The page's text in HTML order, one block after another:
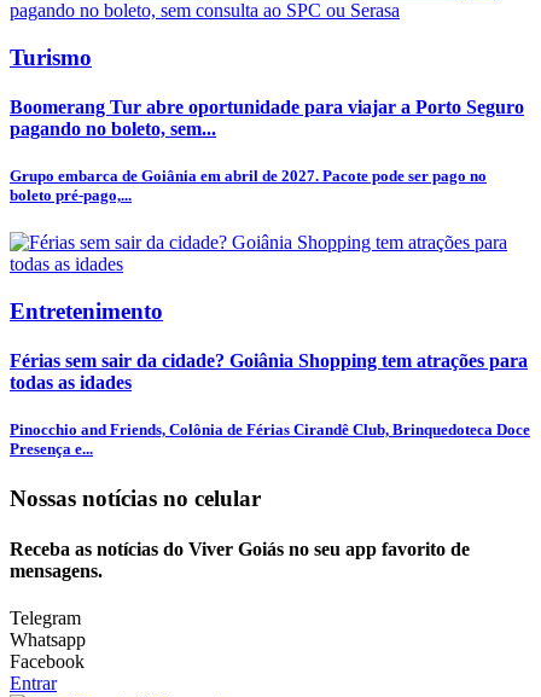
Turismo
Boomerang Tur abre oportunidade para viajar a Porto Seguro
pagando no boleto, sem...
Grupo embarca de Goiânia em abril de 2027. Pacote pode ser pago no
boleto pré-pago,...
Entretenimento
Férias sem sair da cidade? Goiânia Shopping tem atrações para
todas as idades
Pinocchio and Friends, Colônia de Férias Cirandê Club, Brinquedoteca Doce
Presença e...
Nossas notícias no celular
Receba as notícias do Viver Goiás no seu app favorito de
mensagens.
Telegram
Whatsapp
Facebook
Entrar